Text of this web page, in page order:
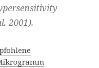
2001).